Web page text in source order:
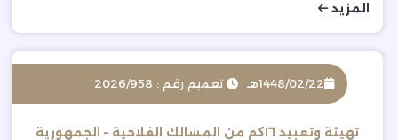
المزيد
1448/02/22هـ تعميم رقم : 2026/958
تهيئة وتعبيد ١٦كم من المسالك الفلاحية – الجمهورية